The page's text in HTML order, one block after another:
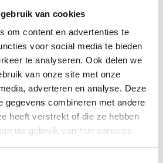
van cookies
om content en advertenties te
voor social media te bieden
te analyseren. Ook delen we
van onze site met onze
adverteren en analyse. Deze
gegevens combineren met andere
heeft verstrekt of die ze hebben
uw gebruik van hun services.
Richmond Interiors Countertafel
Harper Smoked charchoal
€1.048,00